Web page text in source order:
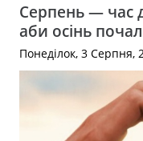
Серпень — час
аби осінь
Понеділок, 3 Серпня,